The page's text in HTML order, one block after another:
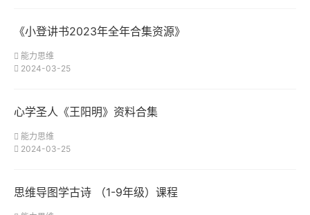
《小登讲书2023年全年合集资源》
能力思维
2024-03-25
心学圣人《王阳明》资料合集
能力思维
2024-03-25
思维导图学古诗 （1-9年级）课程